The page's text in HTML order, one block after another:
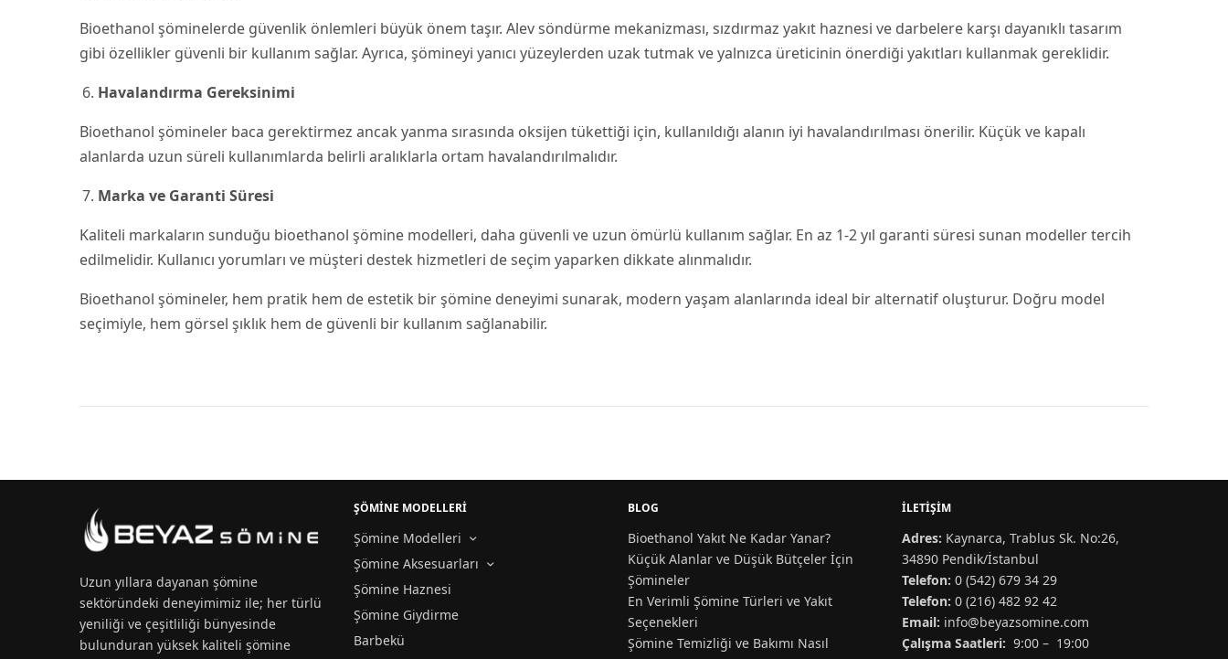
Bioethanol şöminelerde güvenlik önlemleri büyük önem taşır. Alev söndürme mekanizması, sızdırmaz yakıt haznesi ve darbelere karşı dayanıklı tasarım
gibi özellikler güvenli bir kullanım sağlar. Ayrıca, şömineyi yanıcı yüzeylerden uzak tutmak ve yalnızca üreticinin önerdiği yakıtları kullanmak gereklidir.
Havalandırma Gereksinimi
Bioethanol şömineler baca gerektirmez ancak yanma sırasında oksijen tükettiği için, kullanıldığı alanın iyi havalandırılması önerilir. Küçük ve kapalı
alanlarda uzun süreli kullanımlarda belirli aralıklarla ortam havalandırılmalıdır.
Marka ve Garanti Süresi
Kaliteli markaların sunduğu bioethanol şömine modelleri, daha güvenli ve uzun ömürlü kullanım sağlar. En az 1-2 yıl garanti süresi sunan modeller tercih
edilmelidir. Kullanıcı yorumları ve müşteri destek hizmetleri de seçim yaparken dikkate alınmalıdır.
Bioethanol şömineler, hem pratik hem de estetik bir şömine deneyimi sunarak, modern yaşam alanlarında ideal bir alternatif oluşturur. Doğru model
seçimiyle, hem görsel şıklık hem de güvenli bir kullanım sağlanabilir.
Uzun yıllara dayananşömine
sektöründeki deneyimimiz ile; her türlü
yeniliği ve çeşitliliği bünyesinde
bulunduran yüksek kaliteli şömine
ŞÖMİNE MODELLERİ
Şömine Modelleri
Şömine Aksesuarları
Şömine Haznesi
Şömine Giydirme
Barbekü
BLOG
Bioethanol Yakıt Ne Kadar Yanar?
Küçük Alanlar ve Düşük Bütçeler İçin
Şömineler
En Verimli Şömine Türleri ve Yakıt
Seçenekleri
Şömine Temizliği ve Bakımı Nasıl
İLETIŞIM
Adres: Kaynarca, Trablus Sk. No:26,
34890 Pendik/İstanbul
Telefon: 0 (542) 679 34 29
Telefon: 0 (216) 482 92 42
Email: info@beyazsomine.com
Çalışma Saatleri: 9:00 – 19:00